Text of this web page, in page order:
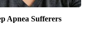
Apnea Sufferers